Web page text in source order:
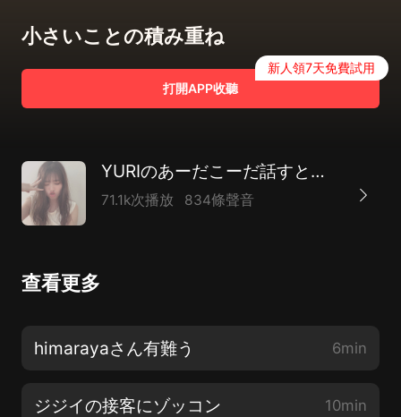
小さいことの積み重ね
打開APP收聽
新人領7天免費試用
YURIのあーだこーだ話すとか話さないとか
71.1k次播放 834條聲音
查看更多
himarayaさん有難う 6min
ジジイの接客にゾッコン 10min